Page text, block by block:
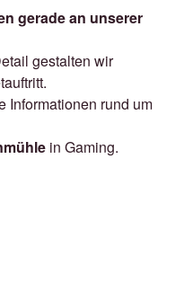
gerade an unserer
gestalten wir
Informationen rund um
in Gaming.